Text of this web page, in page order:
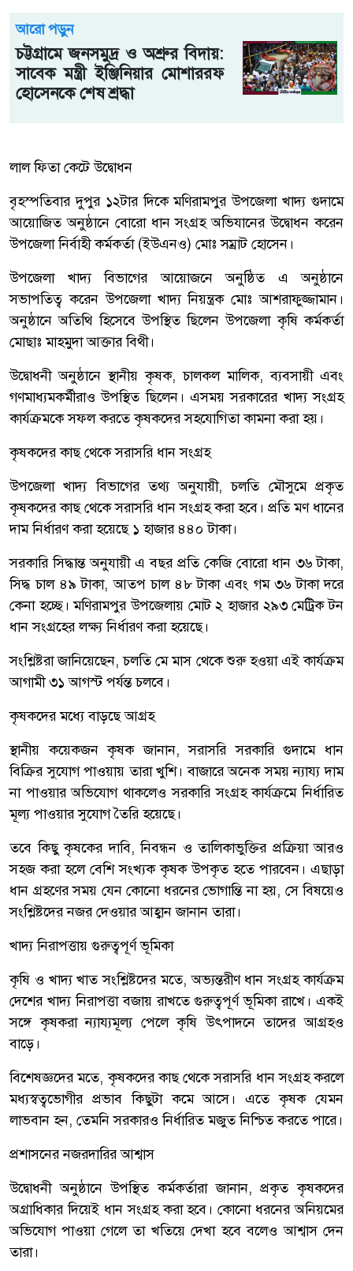
আরো পড়ুন
চট্টগ্রামে জনসমুদ্র ও অশ্রুর বিদায়:
সাবেক মন্ত্রী ইঞ্জিনিয়ার মোশাররফ
হোসেনকে শেষ শ্রদ্ধা
লাল ফিতা কেটে উদ্বোধন
বৃহস্পতিবার দুপুর ১২টার দিকে মণিরামপুর উপজেলা খাদ্য গুদামে
আয়োজিত অনুষ্ঠানে বোরো ধান সংগ্রহ অভিযানের উদ্বোধন করেন
উপজেলা নির্বাহী কর্মকর্তা (ইউএনও) মোঃ সম্রাট হোসেন।
উপজেলা খাদ্য বিভাগের আয়োজনে অনুষ্ঠিত এ অনুষ্ঠানে
সভাপতিত্ব করেন উপজেলা খাদ্য নিয়ন্ত্রক মোঃ আশরাফুজ্জামান।
অনুষ্ঠানে অতিথি হিসেবে উপস্থিত ছিলেন উপজেলা কৃষি কর্মকর্তা
মোছাঃ মাহমুদা আক্তার বিথী।
উদ্বোধনী অনুষ্ঠানে স্থানীয় কৃষক, চালকল মালিক, ব্যবসায়ী এবং
গণমাধ্যমকর্মীরাও উপস্থিত ছিলেন। এসময় সরকারের খাদ্য সংগ্রহ
কার্যক্রমকে সফল করতে কৃষকদের সহযোগিতা কামনা করা হয়।
কৃষকদের কাছ থেকে সরাসরি ধান সংগ্রহ
উপজেলা খাদ্য বিভাগের তথ্য অনুযায়ী, চলতি মৌসুমে প্রকৃত
কৃষকদের কাছ থেকে সরাসরি ধান সংগ্রহ করা হবে। প্রতি মণ ধানের
দাম নির্ধারণ করা হয়েছে ১ হাজার ৪৪০ টাকা।
সরকারি সিদ্ধান্ত অনুযায়ী এ বছর প্রতি কেজি বোরো ধান ৩৬ টাকা,
সিদ্ধ চাল ৪৯ টাকা, আতপ চাল ৪৮ টাকা এবং গম ৩৬ টাকা দরে
কেনা হচ্ছে। মণিরামপুর উপজেলায় মোট ২ হাজার ২৯৩ মেট্রিক টন
ধান সংগ্রহের লক্ষ্য নির্ধারণ করা হয়েছে।
সংশ্লিষ্টরা জানিয়েছেন, চলতি মে মাস থেকে শুরু হওয়া এই কার্যক্রম
আগামী ৩১ আগস্ট পর্যন্ত চলবে।
কৃষকদের মধ্যে বাড়ছে আগ্রহ
স্থানীয় কয়েকজন কৃষক জানান, সরাসরি সরকারি গুদামে ধান
বিক্রির সুযোগ পাওয়ায় তারা খুশি। বাজারে অনেক সময় ন্যায্য দাম
না পাওয়ার অভিযোগ থাকলেও সরকারি সংগ্রহ কার্যক্রমে নির্ধারিত
মূল্য পাওয়ার সুযোগ তৈরি হয়েছে।
তবে কিছু কৃষকের দাবি, নিবন্ধন ও তালিকাভুক্তির প্রক্রিয়া আরও
সহজ করা হলে বেশি সংখ্যক কৃষক উপকৃত হতে পারবেন। এছাড়া
ধান গ্রহণের সময় যেন কোনো ধরনের ভোগান্তি না হয়, সে বিষয়েও
সংশ্লিষ্টদের নজর দেওয়ার আহ্বান জানান তারা।
খাদ্য নিরাপত্তায় গুরুত্বপূর্ণ ভূমিকা
কৃষি ও খাদ্য খাত সংশ্লিষ্টদের মতে, অভ্যন্তরীণ ধান সংগ্রহ কার্যক্রম
দেশের খাদ্য নিরাপত্তা বজায় রাখতে গুরুত্বপূর্ণ ভূমিকা রাখে। একই
সঙ্গে কৃষকরা ন্যায্যমূল্য পেলে কৃষি উৎপাদনে তাদের আগ্রহও
বাড়ে।
বিশেষজ্ঞদের মতে, কৃষকদের কাছ থেকে সরাসরি ধান সংগ্রহ করলে
মধ্যস্বত্বভোগীর প্রভাব কিছুটা কমে আসে। এতে কৃষক যেমন
লাভবান হন, তেমনি সরকারও নির্ধারিত মজুত নিশ্চিত করতে পারে।
প্রশাসনের নজরদারির আশ্বাস
উদ্বোধনী অনুষ্ঠানে উপস্থিত কর্মকর্তারা জানান, প্রকৃত কৃষকদের
অগ্রাধিকার দিয়েই ধান সংগ্রহ করা হবে। কোনো ধরনের অনিয়মের
অভিযোগ পাওয়া গেলে তা খতিয়ে দেখা হবে বলেও আশ্বাস দেন
তারা।